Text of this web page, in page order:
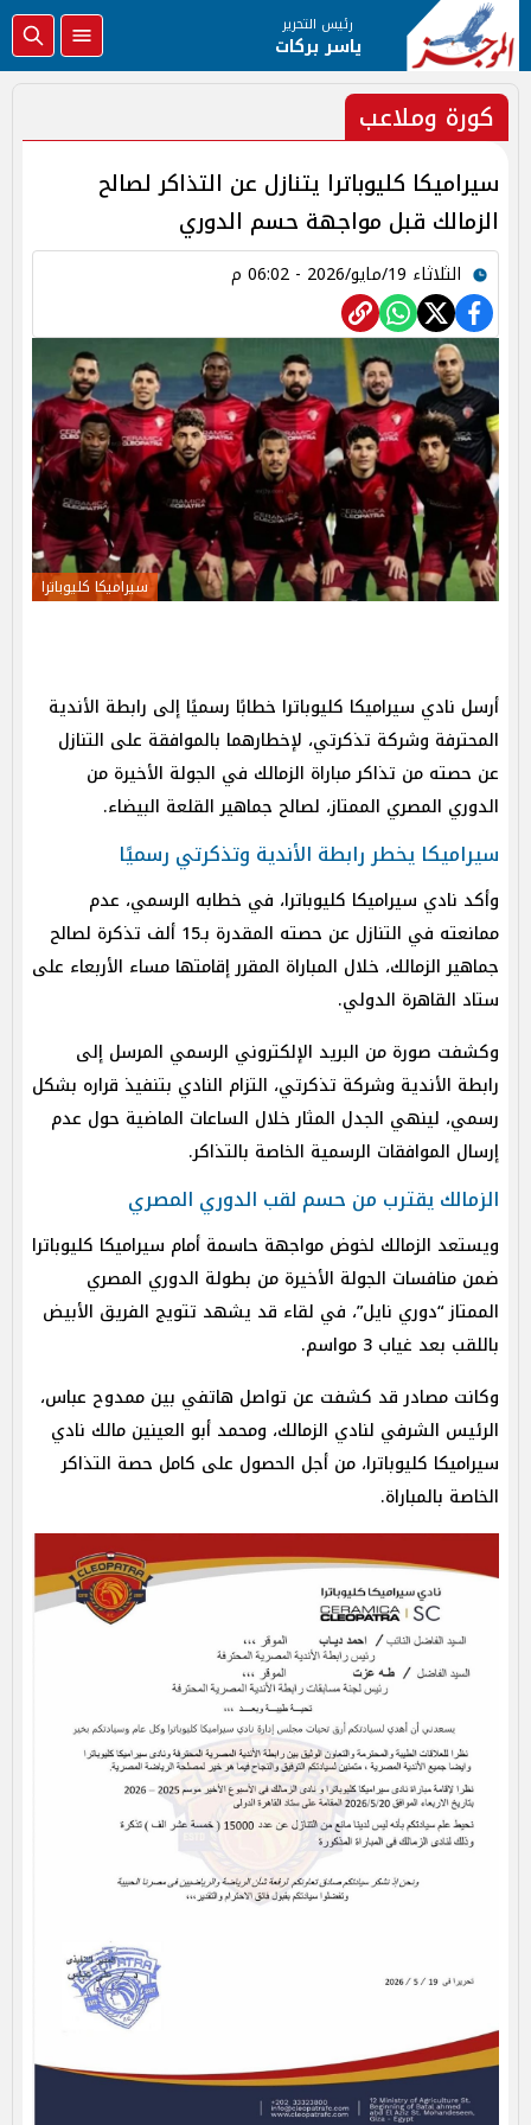
رئيس التحرير
ياسر بركات
كورة وملاعب
سيراميكا كليوباترا يتنازل عن التذاكر لصالح
الزمالك قبل مواجهة حسم الدوري
الثلاثاء 19/مايو/2026 - 06:02 م
سيراميكا كليوباترا
أرسل نادي سيراميكا كليوباترا خطابًا رسميًا إلى رابطة الأندية
المحترفة وشركة تذكرتي، لإخطارهما بالموافقة على التنازل
عن حصته من تذاكر مباراة الزمالك في الجولة الأخيرة من
الدوري المصري الممتاز، لصالح جماهير القلعة البيضاء.
سيراميكا يخطر رابطة الأندية وتذكرتي رسميًا
وأكد نادي سيراميكا كليوباترا، في خطابه الرسمي، عدم
ممانعته في التنازل عن حصته المقدرة بـ15 ألف تذكرة لصالح
جماهير الزمالك، خلال المباراة المقرر إقامتها مساء الأربعاء على
ستاد القاهرة الدولي.
وكشفت صورة من البريد الإلكتروني الرسمي المرسل إلى
رابطة الأندية وشركة تذكرتي، التزام النادي بتنفيذ قراره بشكل
رسمي، لينهي الجدل المثار خلال الساعات الماضية حول عدم
إرسال الموافقات الرسمية الخاصة بالتذاكر.
الزمالك يقترب من حسم لقب الدوري المصري
ويستعد الزمالك لخوض مواجهة حاسمة أمام سيراميكا كليوباترا
ضمن منافسات الجولة الأخيرة من بطولة الدوري المصري
الممتاز “دوري نايل”، في لقاء قد يشهد تتويج الفريق الأبيض
باللقب بعد غياب 3 مواسم.
وكانت مصادر قد كشفت عن تواصل هاتفي بين ممدوح عباس،
الرئيس الشرفي لنادي الزمالك، ومحمد أبو العينين مالك نادي
سيراميكا كليوباترا، من أجل الحصول على كامل حصة التذاكر
الخاصة بالمباراة.